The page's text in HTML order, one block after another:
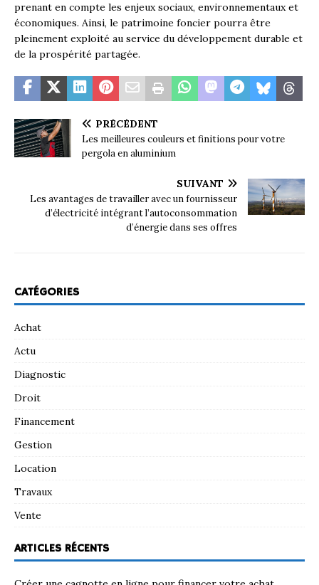
prenant en compte les enjeux sociaux, environnementaux et
économiques. Ainsi, le patrimoine foncier pourra être
pleinement exploité au service du développement durable et
de la prospérité partagée.
PRÉCÉDENT
Les meilleures couleurs et finitions pour votre
pergola en aluminium
SUIVANT
Les avantages de travailler avec un fournisseur
d’électricité intégrant l’autoconsommation
d’énergie dans ses offres
CATÉGORIES
Achat
Actu
Diagnostic
Droit
Financement
Gestion
Location
Travaux
Vente
ARTICLES RÉCENTS